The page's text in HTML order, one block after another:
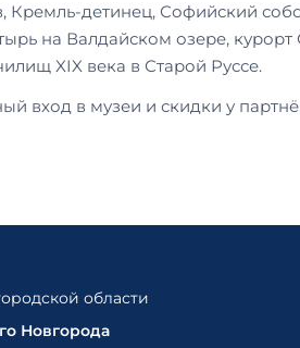
Кремль-детинец, Софийский
на Валдайском озере,
XIX века в Старой Руссе.
вход в музеи и скидки у
области
Новгорода